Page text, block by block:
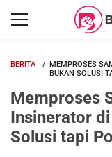
BERITA
MEMPROSES
BUKAN SOLUSI
Memproses
Insinerator
Solusi tapi